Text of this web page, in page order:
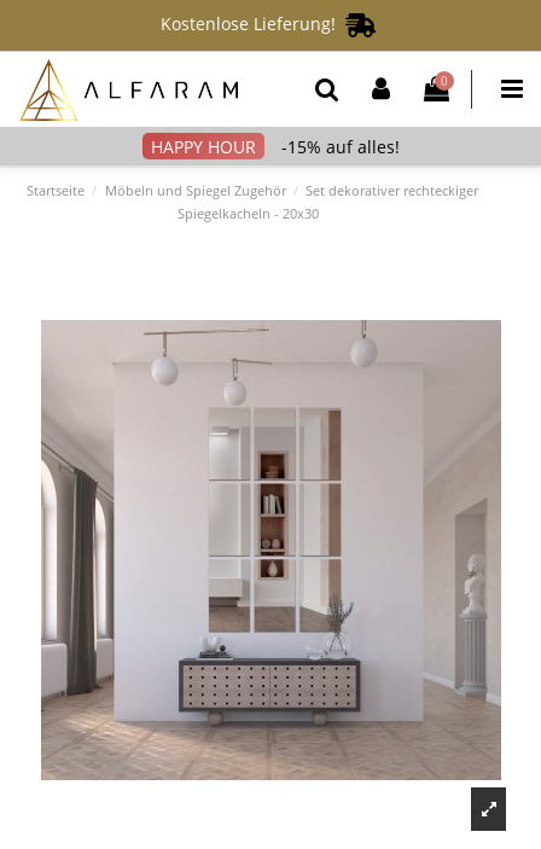
Kostenlose Lieferung!
0
-15% auf alles!
Startseite Möbeln und Spiegel Zugehör
Set dekorativer rechteckiger
Spiegelkacheln - 20x30